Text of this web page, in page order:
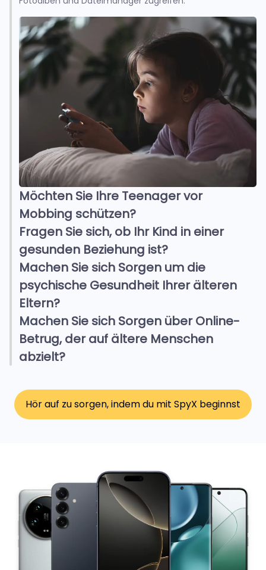
Möchten Sie Ihre Teenager vor
Mobbing schützen?
Fragen Sie sich, ob Ihr Kind in einer
gesunden Beziehung ist?
Machen Sie sich Sorgen um die
psychische Gesundheit Ihrer älteren
Eltern?
Machen Sie sich Sorgen über Online-
Betrug, der auf ältere Menschen
abzielt?
Hör auf zu sorgen, indem du mit SpyX beginnst